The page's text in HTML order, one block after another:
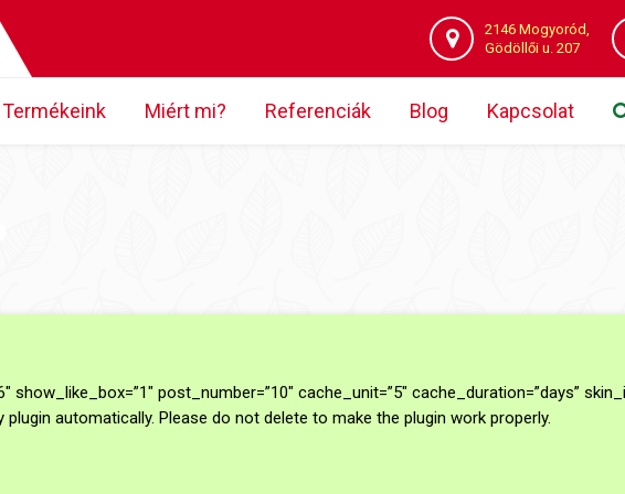
2146 Mogyoród,
Gödöllői u. 207
Termékeink Miért mi? Referenciák Blog Kapcsolat
show_like_box=”1″ post_number=”10″ cache_unit=”5″ cache_duration=”days”
automatically. Please do not delete to make the plugin work properly.